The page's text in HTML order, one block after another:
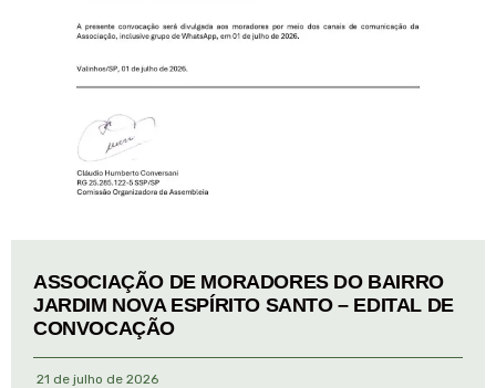
ASSOCIAÇÃO DE MORADORES DO BAIRRO
JARDIM NOVA ESPÍRITO SANTO – EDITAL DE
CONVOCAÇÃO
21 de julho de 2026